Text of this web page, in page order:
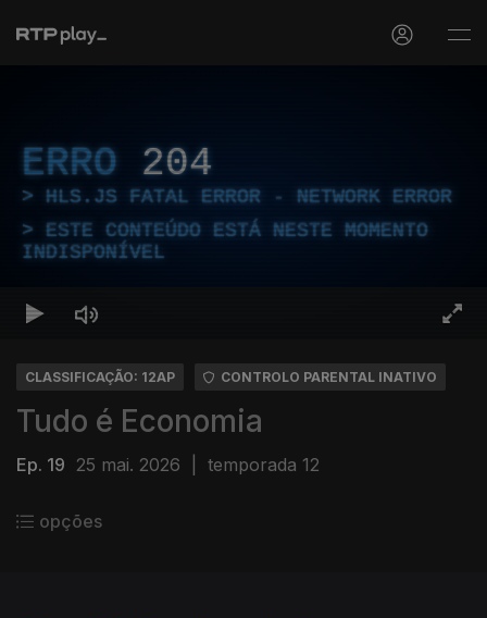
ERRO 204
HLS.JS FATAL ERROR - NETWORK ERROR
ESTE CONTEÚDO ESTÁ NESTE MOMENTO
INDISPONÍVEL
CLASSIFICAÇÃO: 12AP CONTROLO PARENTAL INATIVO
Tudo é Economia
Ep. 19 25 mai. 2026 temporada 12
opções